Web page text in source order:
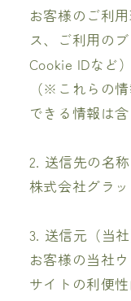
お客様のご利
ス、ご利用の
Cookie IDなど）
（※これらの
できる情報は含
2. 送信先の名称
株式会社グラ
3. 送信元（当
お客様の当社
サイトの利便